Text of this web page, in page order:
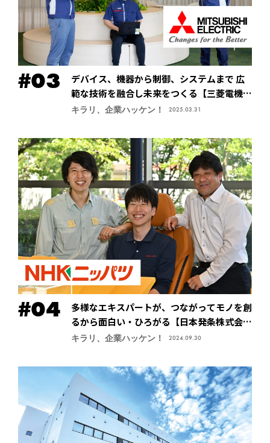
デバイス、機器から制御、システムまで 広
範な技術を融合し未来をつくる【三菱電機株
式会社・先端技術総合研究所】
キラリ、企業ハッケン！ 2025.03.31
多様なエキスパートが、つながってモノを創
るから面白い・ひろがる【日本発条株式会社
（ニッパツ）】
キラリ、企業ハッケン！ 2024.09.30